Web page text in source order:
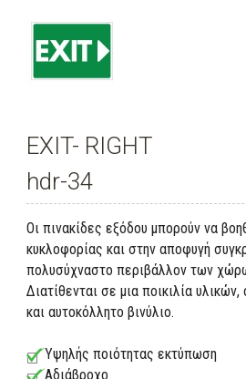
EXIT- RIGHT
hdr-34
Οι πινακίδες εξόδου μπορούν να
κυκλοφορίας και στην αποφυγή
πολυσύχναστο περιβάλλον των
Διατίθενται σε μια ποικιλία
και αυτοκόλλητο βινύλιο.
Υψηλής ποιότητας εκτύπωση
Αδιάβροχο